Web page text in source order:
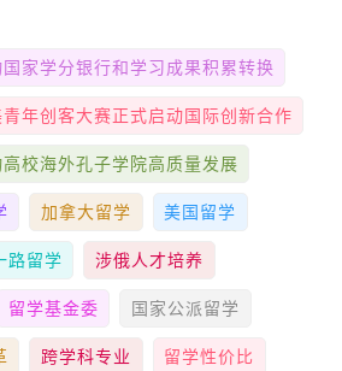
家学分银行和学习成果积累转换
年创客大赛正式启动国际创新合作
校海外孔子学院高质量发展
加拿大留学 美国留学
路留学 涉俄人才培养
留学基金委 国家公派留学
跨学科专业 留学性价比